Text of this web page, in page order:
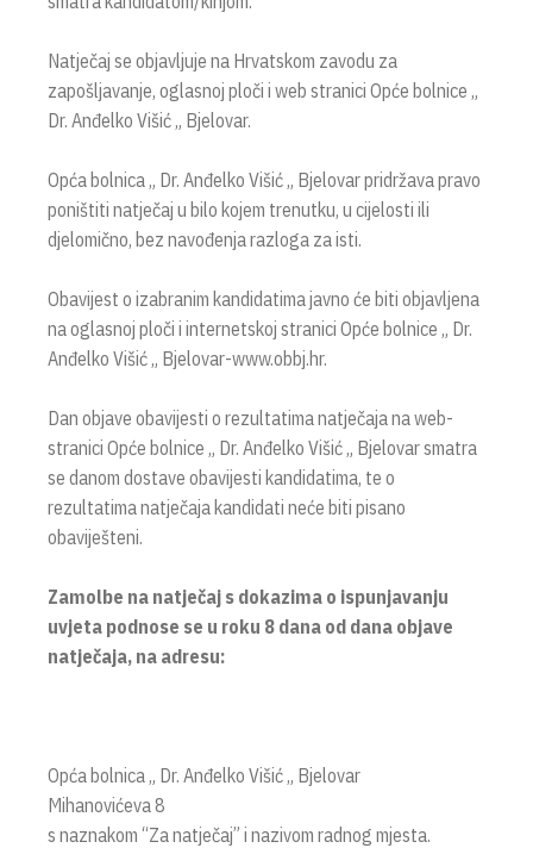
Natječaj se objavljuje na Hrvatskom zavodu za
zapošljavanje, oglasnoj ploči i web stranici Opće bolnice „
Dr. Anđelko Višić „ Bjelovar.
Opća bolnica „ Dr. Anđelko Višić „ Bjelovar pridržava pravo
poništiti natječaj u bilo kojem trenutku, u cijelosti ili
djelomično, bez navođenja razloga za isti.
Obavijest o izabranim kandidatima javno će biti objavljena
na oglasnoj ploči i internetskoj stranici Opće bolnice „ Dr.
Anđelko Višić „ Bjelovar-www.obbj.hr.
Dan objave obavijesti o rezultatima natječaja na web-
stranici Opće bolnice „ Dr. Anđelko Višić „ Bjelovar smatra
se danom dostave obavijesti kandidatima, te o
rezultatima natječaja kandidati neće biti pisano
obaviješteni.
Zamolbe na natječaj s dokazima o ispunjavanju
uvjeta podnose se u roku 8 dana od dana objave
natječaja, na adresu:
Opća bolnica „ Dr. Anđelko Višić „ Bjelovar
Mihanovićeva 8
s naznakom “Za natječaj” i nazivom radnog mjesta.